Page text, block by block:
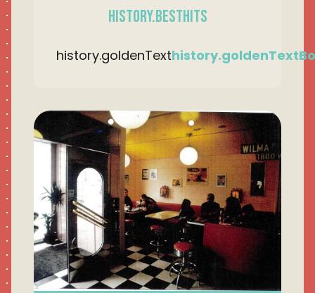
history.bestHits
history.goldenText